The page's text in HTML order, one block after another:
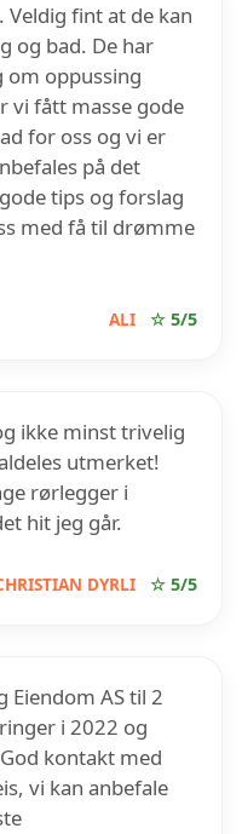
Veldig fint at de kan
og bad. De har
om oppussing
vi fått masse gode
for oss og vi er
på det
tips og forslag
med få til drømme
ALI ☆ 5/5
ikke minst trivelig
utmerket!
rørlegger i
hit jeg går.
DYRLI ☆ 5/5
Eiendom AS til 2
i 2022 og
kontakt med
vi kan anbefale